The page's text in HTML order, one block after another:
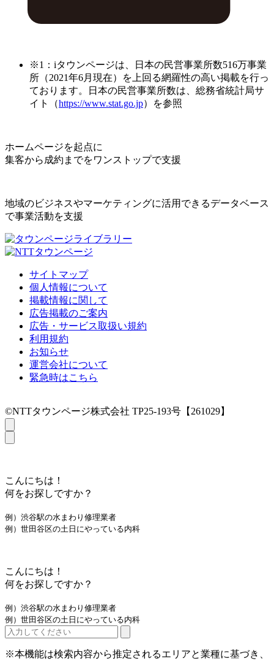
※1：iタウンページは、日本の民営事業所数516万事業
所（2021年6月現在）を上回る網羅性の高い掲載を行っ
ております。日本の民営事業所数は、総務省統計局サ
イト（https://www.stat.go.jp）を参照
ホームページを起点に
集客から成約までをワンストップで支援
地域のビジネスやマーケティングに活用できるデータベース
で事業活動を支援
サイトマップ
個人情報について
掲載情報に関して
広告掲載のご案内
広告・サービス取扱い規約
利用規約
お知らせ
運営会社について
緊急時はこちら
©NTTタウンページ株式会社 TP25-193号【261029】
こんにちは！
何をお探しですか？
例）渋谷駅の水まわり修理業者
例）世田谷区の土日にやっている内科
こんにちは！
何をお探しですか？
例）渋谷駅の水まわり修理業者
例）世田谷区の土日にやっている内科
※本機能は検索内容から推定されるエリアと業種に基づき、